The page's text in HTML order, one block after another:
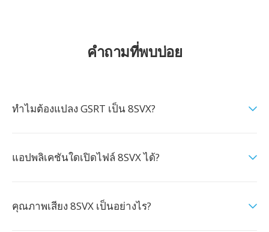
คำถามที่พบบ่อย
ทำไมต้องแปลง GSRT เป็น 8SVX?
แอปพลิเคชันใดเปิดไฟล์ 8SVX ได้?
คุณภาพเสียง 8SVX เป็นอย่างไร?